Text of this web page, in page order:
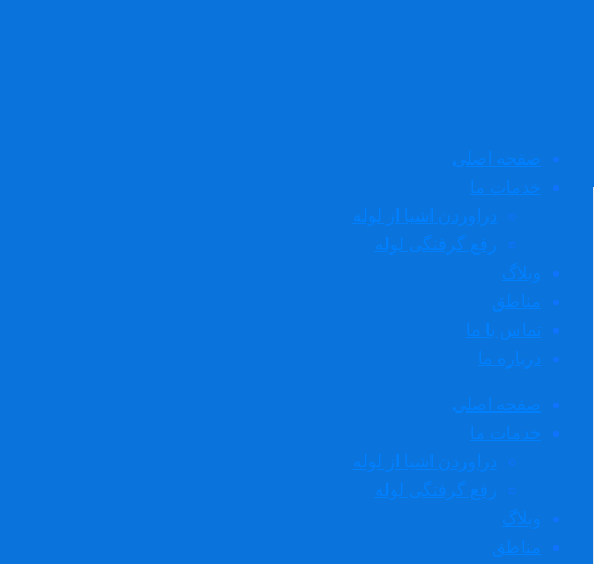
صفحه اصلی
خدمات ما
دراوردن اشیا از لوله
رفع گرفتگی لوله
وبلاگ
مناطق
تماس با ما
درباره ما
صفحه اصلی
خدمات ما
دراوردن اشیا از لوله
رفع گرفتگی لوله
وبلاگ
مناطق